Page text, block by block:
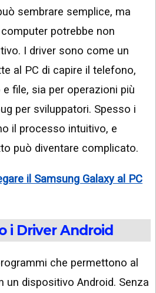
sembrare semplice, ma
potrebbe non
I driver sono come un
al PC di capire il telefono,
file, sia per operazioni più
per sviluppatori. Spesso i
il processo intuitivo, e
può diventare complicato.
il Samsung Galaxy al PC
i Driver Android
che permettono al
un dispositivo Android. Senza